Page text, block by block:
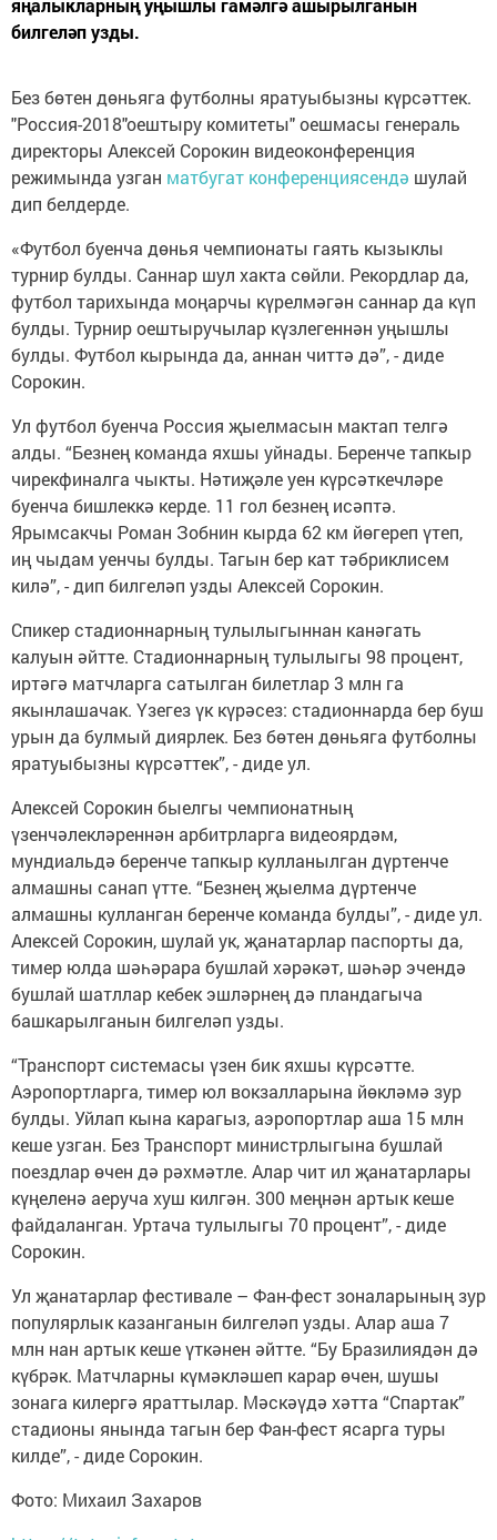
яңалыкларның уңышлы гамәлгә ашырылганын
билгеләп узды.
Без бөтен дөньяга футболны яратуыбызны күрсәттек.
"Россия-2018"оештыру комитеты" оешмасы генераль
директоры Алексей Сорокин видеоконференция
режимында узган матбугат конференциясендә шулай
дип белдерде.
«Футбол буенча дөнья чемпионаты гаять кызыклы
турнир булды. Саннар шул хакта сөйли. Рекордлар да,
футбол тарихында моңарчы күрелмәгән саннар да күп
булды. Турнир оештыручылар күзлегеннән уңышлы
булды. Футбол кырында да, аннан читтә дә”, - диде
Сорокин.
Ул футбол буенча Россия җыелмасын мактап телгә
алды. “Безнең команда яхшы уйнады. Беренче тапкыр
чирекфиналга чыкты. Нәтиҗәле уен күрсәткечләре
буенча бишлеккә керде. 11 гол безнең исәптә.
Ярымсакчы Роман Зобнин кырда 62 км йөгереп үтеп,
иң чыдам уенчы булды. Тагын бер кат тәбриклисем
килә”, - дип билгеләп узды Алексей Сорокин.
Спикер стадионнарның тулылыгыннан канәгать
калуын әйтте. Стадионнарның тулылыгы 98 процент,
иртәгә матчларга сатылган билетлар 3 млн га
якынлашачак. Үзегез үк күрәсез: стадионнарда бер буш
урын да булмый диярлек. Без бөтен дөньяга футболны
яратуыбызны күрсәттек”, - диде ул.
Алексей Сорокин быелгы чемпионатның
үзенчәлекләреннән арбитрларга видеоярдәм,
мундиальдә беренче тапкыр кулланылган дүртенче
алмашны санап үтте. “Безнең җыелма дүртенче
алмашны кулланган беренче команда булды”, - диде ул.
Алексей Сорокин, шулай ук, җанатарлар паспорты да,
тимер юлда шәһәрара бушлай хәрәкәт, шәһәр эчендә
бушлай шатллар кебек эшләрнең дә пландагыча
башкарылганын билгеләп узды.
“Транспорт системасы үзен бик яхшы күрсәтте.
Аэропортларга, тимер юл вокзалларына йөкләмә зур
булды. Уйлап кына карагыз, аэропортлар аша 15 млн
кеше узган. Без Транспорт министрлыгына бушлай
поездлар өчен дә рәхмәтле. Алар чит ил җанатарлары
күңеленә аеруча хуш килгән. 300 меңнән артык кеше
файдаланган. Уртача тулылыгы 70 процент”, - диде
Сорокин.
Ул җанатарлар фестивале – Фан-фест зоналарының зур
популярлык казанганын билгеләп узды. Алар аша 7
млн нан артык кеше үткәнен әйтте. “Бу Бразилиядән дә
күбрәк. Матчларны күмәкләшеп карар өчен, шушы
зонага килергә яраттылар. Мәскәүдә хәтта “Спартак”
стадионы янында тагын бер Фан-фест ясарга туры
килде”, - диде Сорокин.
Фото: Михаил Захаров